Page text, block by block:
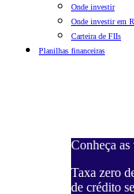
Onde investir
Onde investir em
Carteira de FIIs
Planilhas financeiras
Conheça as
Taxa zero
de crédito